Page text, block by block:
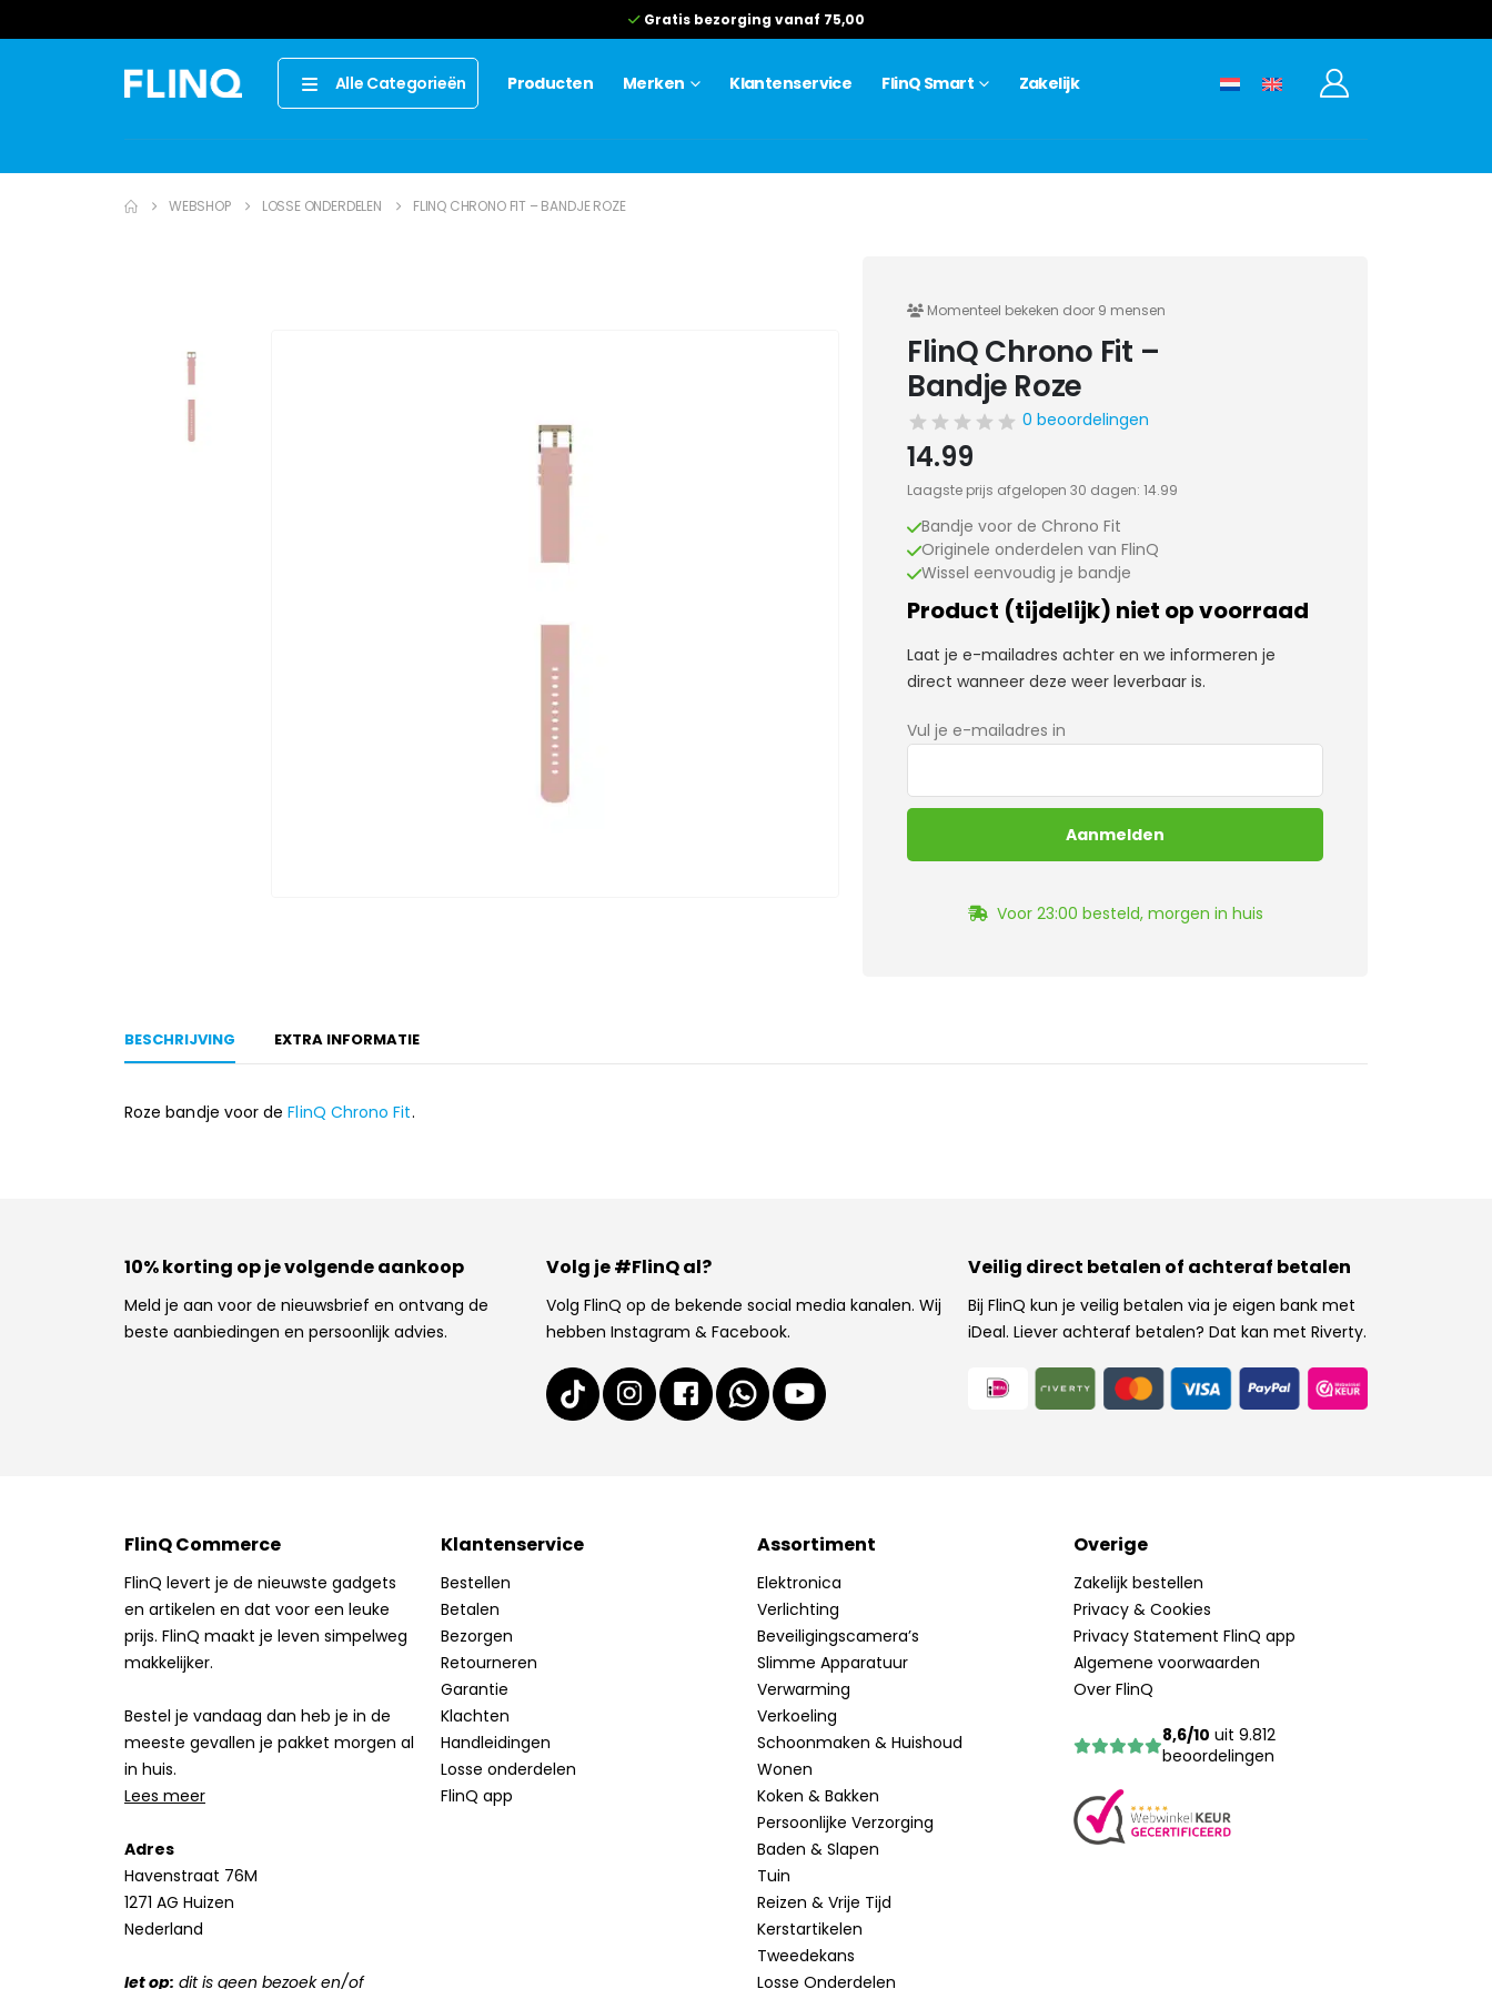
Gratis bezorging vanaf 75,00
Alle Categorieën Producten Merken Klantenservice FlinQ Smart Zakelijk
WEBSHOP LOSSE ONDERDELEN FLINQ CHRONO FIT – BANDJE ROZE
Momenteel bekeken door 9 mensen
FlinQ Chrono Fit –
Bandje Roze
0 beoordelingen
14.99
Laagste prijs afgelopen 30 dagen: 14.99
Bandje voor de Chrono Fit
Originele onderdelen van FlinQ
Wissel eenvoudig je bandje
Product (tijdelijk) niet op voorraad
Laat je e-mailadres achter en we informeren je
direct wanneer deze weer leverbaar is.
Vul je e-mailadres in
Voor 23:00 besteld, morgen in huis
BESCHRIJVING EXTRA INFORMATIE
Roze bandje voor deFlinQ Chrono Fit.
10% korting op je volgende aankoop
Meld je aan voor de nieuwsbrief en ontvang de
beste aanbiedingen en persoonlijk advies.
Volg je #FlinQ al?
Volg FlinQ op de bekende social media kanalen. Wij
hebben Instagram & Facebook.
Veilig direct betalen of achteraf betalen
Bij FlinQ kun je veilig betalen via je eigen bank met
iDeal. Liever achteraf betalen? Dat kan met Riverty.
FlinQ Commerce
FlinQ levert je de nieuwste gadgets
en artikelen en dat voor een leuke
prijs. FlinQ maakt je leven simpelweg
makkelijker.
Bestel je vandaag dan heb je in de
meeste gevallen je pakket morgen al
in huis.
Lees meer
Adres
Havenstraat 76M
1271 AG Huizen
Nederland
let op: dit is geen bezoek en/of
Klantenservice
Bestellen
Betalen
Bezorgen
Retourneren
Garantie
Klachten
Handleidingen
Losse onderdelen
FlinQ app
Assortiment
Elektronica
Verlichting
Beveiligingscamera’s
Slimme Apparatuur
Verwarming
Verkoeling
Schoonmaken & Huishoud
Wonen
Koken & Bakken
Persoonlijke Verzorging
Baden & Slapen
Tuin
Reizen & Vrije Tijd
Kerstartikelen
Tweedekans
Losse Onderdelen
Overige
Zakelijk bestellen
Privacy & Cookies
Privacy Statement FlinQ app
Algemene voorwaarden
Over FlinQ
8,6/10 uit 9.812
beoordelingen